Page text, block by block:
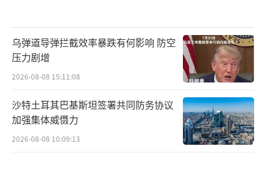
乌弹道导弹拦截效率暴跌有何影响 防空
压力剧增
2026-08-08 15:11:08
沙特土耳其巴基斯坦签署共同防务协议
加强集体威慑力
2026-08-08 10:09:13